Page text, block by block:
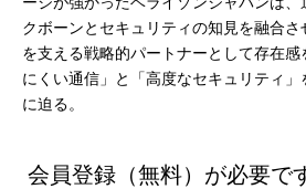
クボーンとセキュリティの知見を融合
を支える戦略的パートナーとして存在
にくい通信」と「高度なセキュリティ
に迫る。
会員登録（無料）が必要で